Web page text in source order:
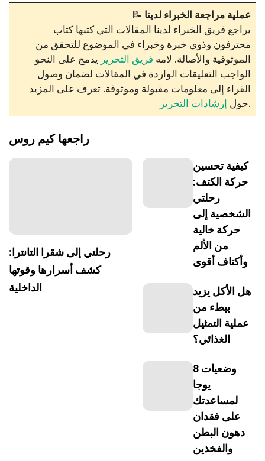
📝 عملية مراجعة الخبراء لدينا
يراجع فريق الخبراء لدينا المقالات التي كتبها كتاب
محترفون وذوي خبرة وخبراء في الموضوع للتحقق من
الموثوقية والأصالة. لامه فريق التحرير يدمج على النحو
الواجب التعليقات الواردة في المقالات لضمان وصول
القراء إلى معلومات مقبولة وموثوقة. تعرف على المزيد
حول إرشادات التحرير .
راجعهاكيم روس
رحلتي إلى شقرا التانترا:
كشف أسرارها وقوتها
الداخلية
كيفية تحسين
حركة الكتف:
رحلتي
الشخصية إلى
حركة خالية
من الألم
وأكتاف أقوى
هل الأكل يزيد
ببطء من
عملية التمثيل
الغذائي؟
8 وضعيات
يوجا
لمساعدتك
على فقدان
دهون البطن
والفخذين